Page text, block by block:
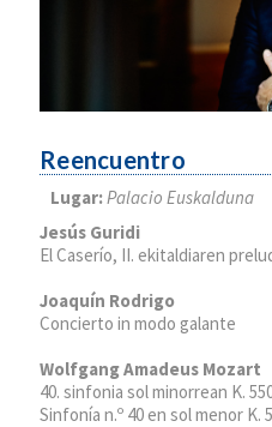
Reencuentro
Lugar:Palacio Euskalduna
Jesús Guridi
El Caserío, II. ekitaldiaren
Joaquín Rodrigo
Concierto in modo galante
Wolfgang Amadeus Mozart
40. sinfonia sol minorrean K.
Sinfonía n.º 40 en sol menor K.